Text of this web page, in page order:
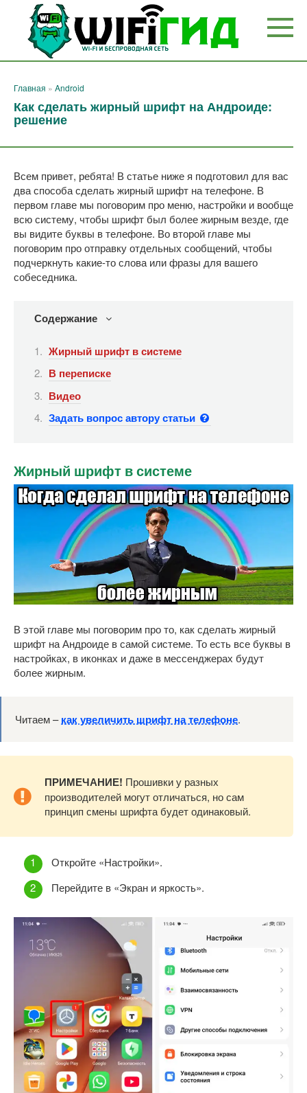
Перейти
контенту
Главная » Android
Как сделать жирный шрифт на Андроиде:
решение
Всем привет, ребята! В статье ниже я подготовил для вас
два способа сделать жирный шрифт на телефоне. В
первом главе мы поговорим про меню, настройки и вообще
всю систему, чтобы шрифт был более жирным везде, где
вы видите буквы в телефоне. Во второй главе мы
поговорим про отправку отдельных сообщений, чтобы
подчеркнуть какие-то слова или фразы для вашего
собеседника.
Содержание
Жирный шрифт в системе
В переписке
Видео
Задать вопрос автору статьи
Жирный шрифт в системе
В этой главе мы поговорим про то, как сделать жирный
шрифт на Андроиде в самой системе. То есть все буквы в
настройках, в иконках и даже в мессенджерах будут
более жирным.
Читаем –как увеличить шрифт на телефоне.
ПРИМЕЧАНИЕ! Прошивки у разных
производителей могут отличаться, но сам
принцип смены шрифта будет одинаковый.
Откройте «Настройки».
Перейдите в «Экран и яркость».